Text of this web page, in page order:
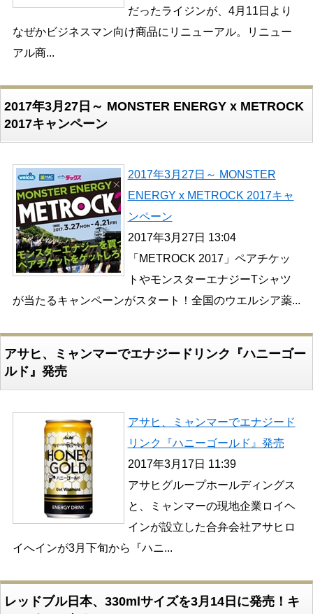
だったライジンが、4月11日より
なぜかビジネスマン向け商品にリニューアル。リニュー
アル商...
2017年3月27日～ MONSTER ENERGY x METROCK
2017キャンペーン
2017年3月27日～ MONSTER
ENERGY x METROCK 2017キャ
ンペーン
2017年3月27日 13:04
「METROCK 2017」ペアチケッ
トやモンスターエナジーTシャツ
が当たるキャンペーンがスタート！全国のウエルシア薬...
アサヒ、ミャンマーでエナジードリンク『ハニーゴー
ルド』発売
アサヒ、ミャンマーでエナジード
リンク『ハニーゴールド』発売
2017年3月17日 11:39
アサヒグループホールディングス
と、ミャンマーの現地企業ロイヘ
インが設立した合弁会社アサヒロ
イへインが3月下旬から『ハニ...
レッドブル日本、330mlサイズを3月14日に発売！キ